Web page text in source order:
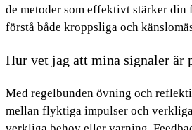
de metoder som effektivt stärker din
förstå både kroppsliga och
Hur vet jag att mina signaler är
Med regelbunden övning och
mellan flyktiga impulser och